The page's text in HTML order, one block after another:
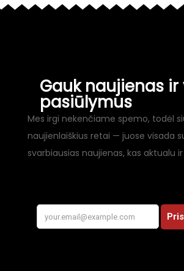
Gauk naujienas
pasiūlymus
Mes irgi nekenčiame spemo, todėl
naujienlaiškius retai — juose visada
svarbiausias naujienas, kas aktualu